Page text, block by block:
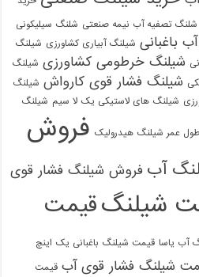
شلنگ تصفیه آب نیمه صنعتی شلنگ سیلیکونی
باغبانی شیلنگ آبیاری کشاورزی شیلنگ
شیلنگ خرطومی کشاورزی شیلنگ
شیلنگ فشار قوی کارواش شیلنگ
شیلنگ های لاستیکی یک لا سیم شیلنگ
طول عمر شیلنگ هیدرولیک فروش
آب فروش شیلنگ فشار قوی
شیلنگقیمت
آب یاسا قیمت شیلنگ باغبانی یک اینچ
شیلنگ فشار قوی آب قیمت